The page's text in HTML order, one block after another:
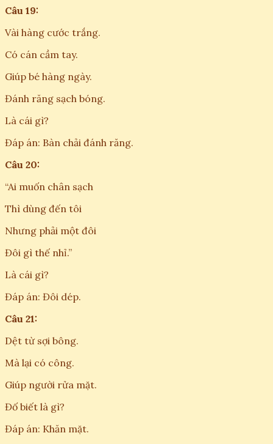
Câu 19:
Vài hàng cước trắng.
Có cán cầm tay.
Giúp bé hàng ngày.
Đánh răng sạch bóng.
Là cái gì?
Đáp án: Bàn chải đánh răng.
Câu 20:
“Ai muốn chân sạch
Thì dùng đến tôi
Nhưng phải một đôi
Đôi gì thế nhỉ.”
Là cái gì?
Đáp án: Đôi dép.
Câu 21:
Dệt từ sợi bông.
Mà lại có công.
Giúp người rửa mặt.
Đố biết là gì?
Đáp án: Khăn mặt.